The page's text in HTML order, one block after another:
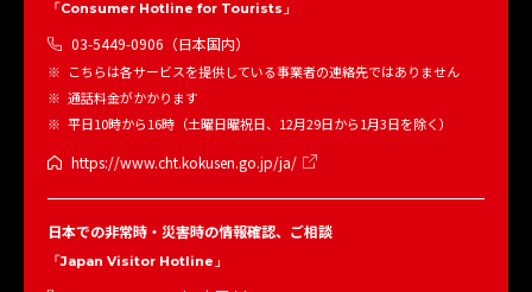
「Consumer Hotline for Tourists」
03-5449-0906（日本国内）
こちらは各サービスを提供している事業者の連絡先ではありません
通話料金がかかります
平日10時から16時（土曜日曜祝日、12月29日から1月3日を除く）
https://www.cht.kokusen.go.jp/ja/
日本での非常時・災害時の情報確認、ご相談
「Japan Visitor Hotline」